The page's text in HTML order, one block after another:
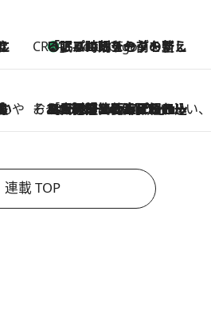
CREA'S CHOICE
3 Hours Ago
「眠る時刻をセットする」——眠りの前を整える、バルミューダの新しいアプローチ
そおだよおこの関西おいしい、おやつ紀行
2026.8.9
［大阪府箕面市］一皿一皿目の前で仕上げられる、料理を巧みに組み込んだアシェットデセールコース「ミチル アシェット デセール（Michiru assiette dessert）」
連載 TOP